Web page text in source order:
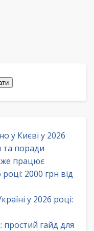
у Києві у 2026
та поради
працює
2000 грн від
у 2026 році:
простий гайд для